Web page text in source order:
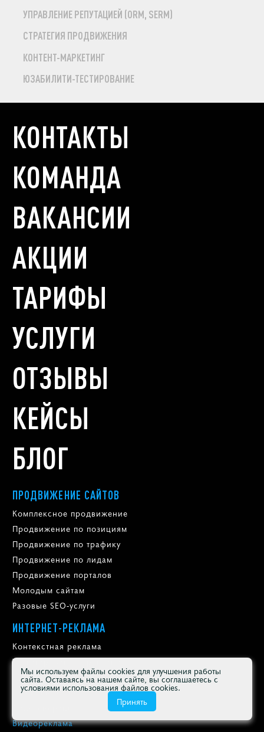
УПРАВЛЕНИЕ РЕПУТАЦИЕЙ (ORM, SERM)
СТРАТЕГИЯ ПРОДВИЖЕНИЯ
КОНТЕНТ-МАРКЕТИНГ
ЮЗАБИЛИТИ-ТЕСТИРОВАНИЕ
КОНТАКТЫ
КОМАНДА
ВАКАНСИИ
АКЦИИ
ТАРИФЫ
УСЛУГИ
ОТЗЫВЫ
КЕЙСЫ
БЛОГ
ПРОДВИЖЕНИЕ САЙТОВ
Комплексное продвижение
Продвижение по позициям
Продвижение по трафику
Продвижение по лидам
Продвижение порталов
Молодым сайтам
Разовые SEO-услуги
ИНТЕРНЕТ-РЕКЛАМА
Контекстная реклама
Таргетированная реклама
Медийная реклама
Мобильная реклама
Видеореклама
Мы используем файлы cookies для улучшения работы
сайта. Оставаясь на нашем сайте, вы соглашаетесь с
условиями использования файлов cookies.
Принять